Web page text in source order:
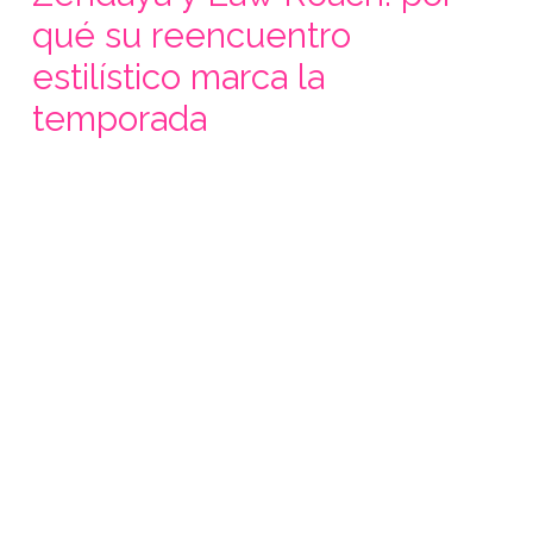
qué su reencuentro
estilístico marca la
temporada